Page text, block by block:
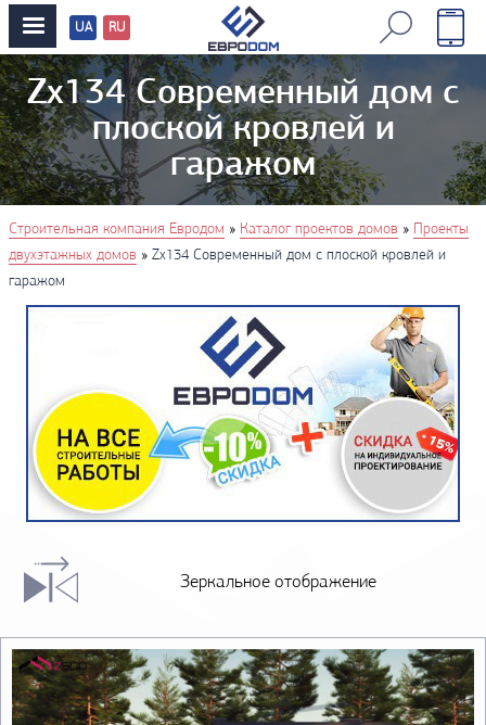
Zx134 Современный дом с
плоской кровлей и
гаражом
Строительная компания Евродом » Каталог проектов домов » Проекты
двухэтажных домов » Zx134 Современный дом с плоской кровлей и
гаражом
Зеркальное отображение
Перевод
сайтов
UA RU